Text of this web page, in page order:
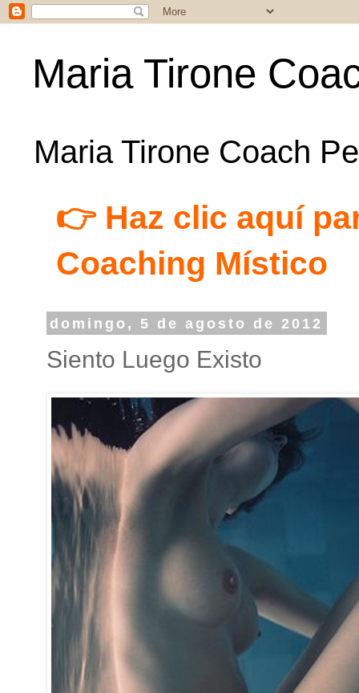
Maria Tirone
Maria Tirone Coach
👉 Haz clic aquí
Coaching Místico
domingo, 5 de agosto de 2012
Siento Luego Existo